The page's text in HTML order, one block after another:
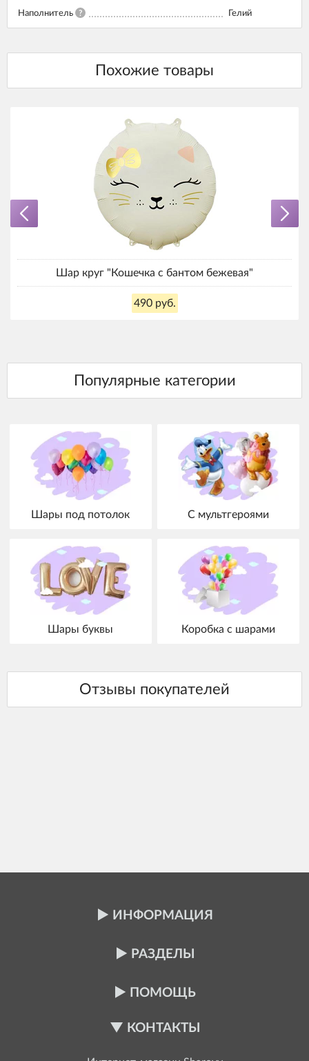
Наполнитель ? Гелий
Шар круг "Кошечка с бантом бежевая"
490 руб.
Шары под потолок С мультгероями
Шары буквы Коробка с шарами
ИНФОРМАЦИЯ
РАЗДЕЛЫ
ПОМОЩЬ
КОНТАКТЫ